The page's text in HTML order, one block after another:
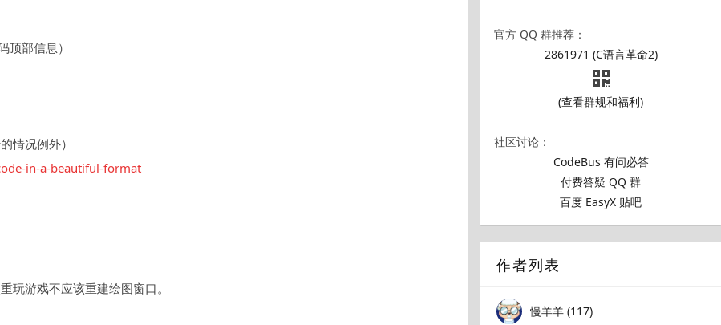
部信息）
情况例外）
in-a-beautiful-format
玩游戏不应该重建绘图窗口。
官方 QQ 群推荐：
2861971 (C语言革命2)
(查看群规和福利)
社区讨论：
CodeBus 有问必答
付费答疑 QQ 群
百度 EasyX 贴吧
作者列表
慢羊羊 (117)